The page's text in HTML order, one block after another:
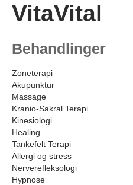
VitaVital
Behandlinger
Zoneterapi
Akupunktur
Massage
Kranio-Sakral Terapi
Kinesiologi
Healing
Tankefelt Terapi
Allergi og stress
Nerverefleksologi
Hypnose